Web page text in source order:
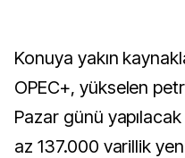
Konuya yakın
OPEC+, yükselen
Pazar günü
az 137.000 varillik